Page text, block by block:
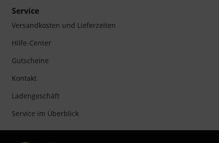
Service
Versandkosten und Lieferzeiten
Hilfe-Center
Gutscheine
Kontakt
Ladengeschäft
Service im Überblick